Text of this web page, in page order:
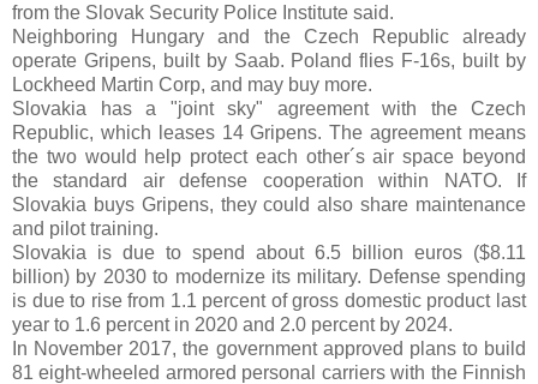
from the Slovak Security Police Institute said.
Neighboring Hungary and the Czech Republic already
operate Gripens, built by Saab. Poland flies F-16s, built by
Lockheed Martin Corp, and may buy more.
Slovakia has a "joint sky" agreement with the Czech
Republic, which leases 14 Gripens. The agreement means
the two would help protect each other´s air space beyond
the standard air defense cooperation within NATO. If
Slovakia buys Gripens, they could also share maintenance
and pilot training.
Slovakia is due to spend about 6.5 billion euros ($8.11
billion) by 2030 to modernize its military. Defense spending
is due to rise from 1.1 percent of gross domestic product last
year to 1.6 percent in 2020 and 2.0 percent by 2024.
In November 2017, the government approved plans to build
81 eight-wheeled armored personal carriers with the Finnish